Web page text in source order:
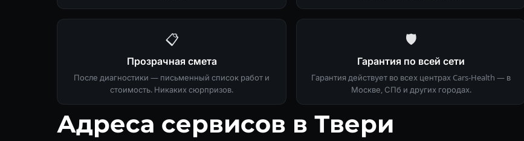
📋
Прозрачная смета
После диагностики — письменный список работ и
стоимость. Никаких сюрпризов.
🛡
Гарантия по всей сети
Гарантия действует во всех центрах Cars-Health — в
Москве, СПб и других городах.
Адреса сервисов в Твери